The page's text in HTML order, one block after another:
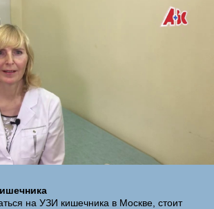
на УЗИ кишечника в Москве, стоит